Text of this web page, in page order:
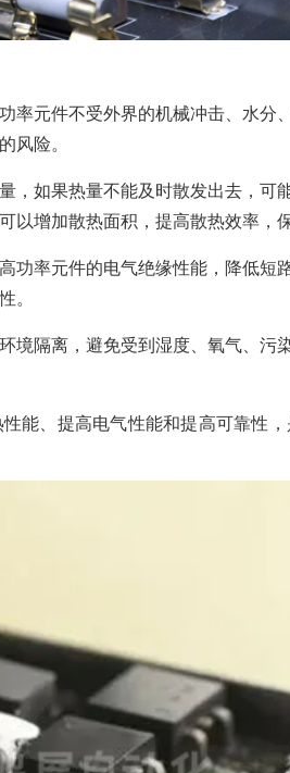
率元件不受外界的机械冲击、水分
风险。
，如果热量不能及时散发出去，可
增加散热面积，提高散热效率，
功率元件的电气绝缘性能，降低短
。
境隔离，避免受到湿度、氧气、污
能、提高电气性能和提高可靠性